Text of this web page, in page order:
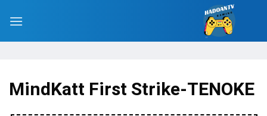
MindKatt First Strike-TENOKE